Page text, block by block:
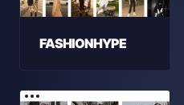
FASHIONHYPE